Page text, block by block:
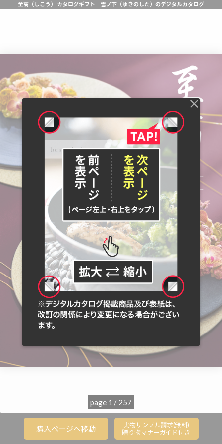
至高（しこう） カタログギフト 雪ノ下（ゆきのした）のデジタルカタログ
';
page 1 / 257
購入ページへ移動
実物サンプル請求(無料)
贈り物マナーガイド付き